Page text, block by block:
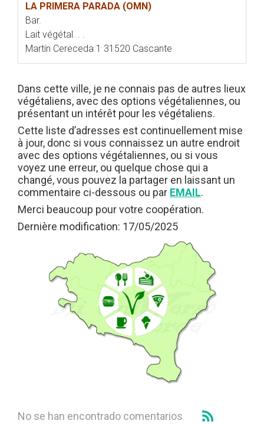
LA PRIMERA PARADA (OMN)
Bar.
Lait végétal. . .
Martín Cereceda 1 31520 Cascante
Dans cette ville, je ne connais pas de autres lieux
végétaliens, avec des options végétaliennes, ou
présentant un intérêt pour les végétaliens.
Cette liste d’adresses est continuellement mise
à jour, donc si vous connaissez un autre endroit
avec des options végétaliennes, ou si vous
voyez une erreur, ou quelque chose qui a
changé, vous pouvez la partager en laissant un
commentaire ci-dessous ou par EMAIL.
Merci beaucoup pour votre coopération.
Dernière modification: 17/05/2025
No se han encontrado comentarios